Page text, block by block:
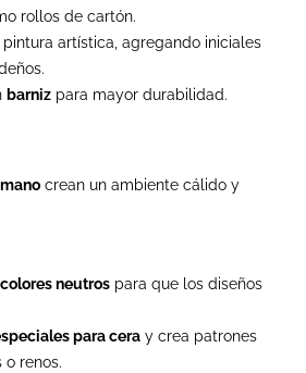
rollos de cartón.
pintura artística, agregando iniciales
barniz para mayor durabilidad.
crean un ambiente cálido y
neutros para que los diseños
para cera y crea patrones
renos.